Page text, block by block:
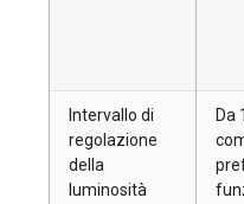
Intervallo di
regolazione
della
luminosità
Da